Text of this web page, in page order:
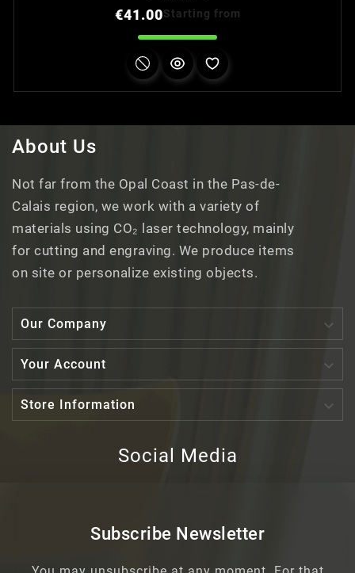
est utilisé pour la présentation de la plaque.
€41.00Starting from
About Us
Not far from the Opal Coast in the Pas-de-
Calais region, we work with a variety of
materials using CO₂ laser technology, mainly
for cutting and engraving. We produce items
on site or personalize existing objects.
Our Company 
Your Account 
Store Information 
Social Media
Subscribe Newsletter